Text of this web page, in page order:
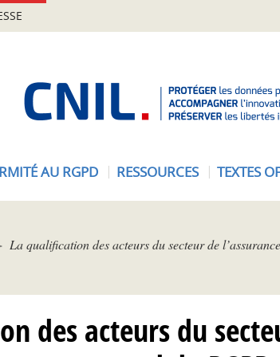
AU RGPD RESSOURCES TEXTES
La qualification des acteurs du secteur de
des acteurs du